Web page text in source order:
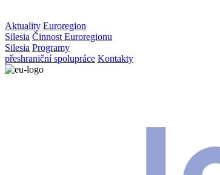
Aktuality Euroregion
Silesia Činnost Euroregionu
Silesia Programy
přeshraniční spolupráce Kontakty